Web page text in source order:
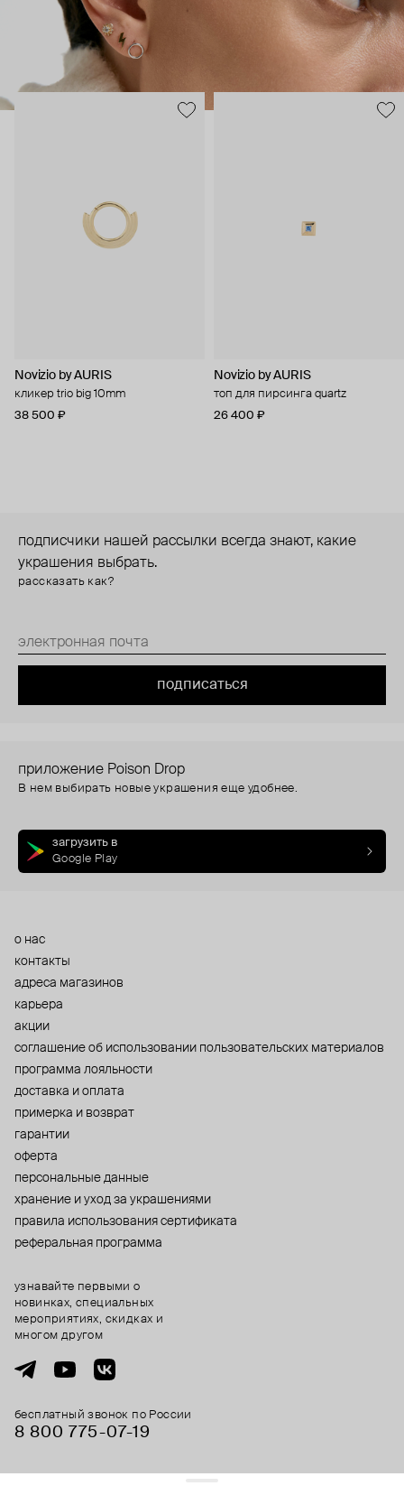
Novizio by AURIS
кликер trio big 10mm
38 500 ₽
Novizio by AURIS
топ для пирсинга quartz
26 400 ₽
подписчики нашей рассылки всегда знают, какие
украшения выбрать.
рассказать как?
подписаться
приложение Poison Drop
В нем выбирать новые украшения еще удобнее.
загрузить в
Google Play
о нас
контакты
адреса магазинов
карьера
акции
cоглашение об использовании пользовательских материалов
программа лояльности
доставка и оплата
примерка и возврат
гарантии
оферта
персональные данные
хранение и уход за украшениями
правила использования сертификата
реферальная программа
бесплатный звонок по России
8 800 775⁠-07⁠-19
узнавайте первыми о
новинках, специальных
мероприятиях, скидках и
многом другом